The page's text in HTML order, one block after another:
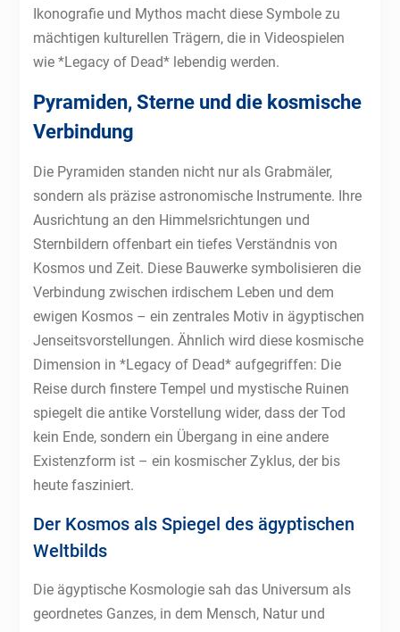
Ikonografie und Mythos macht diese Symbole zu
mächtigen kulturellen Trägern, die in Videospielen
wie *Legacy of Dead* lebendig werden.
Pyramiden, Sterne und die kosmische
Verbindung
Die Pyramiden standen nicht nur als Grabmäler,
sondern als präzise astronomische Instrumente. Ihre
Ausrichtung an den Himmelsrichtungen und
Sternbildern offenbart ein tiefes Verständnis von
Kosmos und Zeit. Diese Bauwerke symbolisieren die
Verbindung zwischen irdischem Leben und dem
ewigen Kosmos – ein zentrales Motiv in ägyptischen
Jenseitsvorstellungen. Ähnlich wird diese kosmische
Dimension in *Legacy of Dead* aufgegriffen: Die
Reise durch finstere Tempel und mystische Ruinen
spiegelt die antike Vorstellung wider, dass der Tod
kein Ende, sondern ein Übergang in eine andere
Existenzform ist – ein kosmischer Zyklus, der bis
heute fasziniert.
Der Kosmos als Spiegel des ägyptischen
Weltbilds
Die ägyptische Kosmologie sah das Universum als
geordnetes Ganzes, in dem Mensch, Natur und